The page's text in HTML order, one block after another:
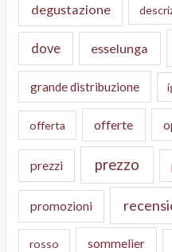
degustazione
dove esselunga
grande distribuzione
offerta offerte
prezzi prezzo
promozioni
rosso sommelier